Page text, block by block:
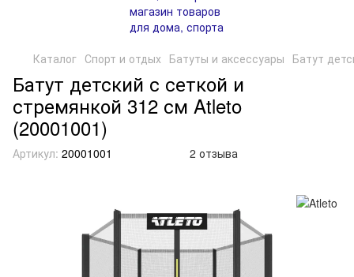
Каталог Спорт и отдых Батуты и аксессуары Батут
Батут детский с сеткой и
стремянкой 312 см Atleto
(20001001)
Артикул: 20001001 2 отзыва